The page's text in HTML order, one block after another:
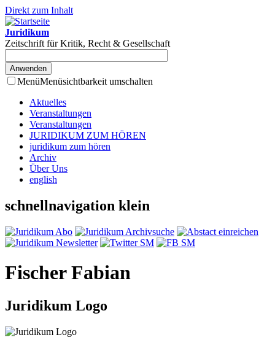
Direkt zum Inhalt
Juridikum
Zeitschrift für Kritik, Recht & Gesellschaft
MenüMenüsichtbarkeit umschalten
Aktuelles
Veranstaltungen
Veranstaltungen
JURIDIKUM ZUM HÖREN
juridikum zum hören
Archiv
Über Uns
english
schnellnavigation klein
Fischer Fabian
Juridikum Logo